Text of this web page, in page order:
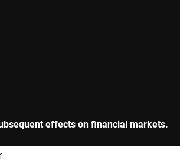
effects on financial markets.